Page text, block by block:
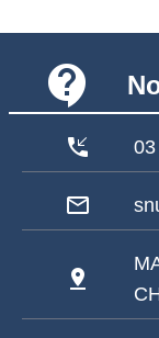
contact_support
phone_callback
mail_outline
pin_drop